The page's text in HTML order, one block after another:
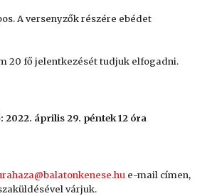
A versenyzők részére ebédet
20 fő jelentkezését tudjuk elfogadni.
2022. április 29. péntek 12 óra
e-mail címen,
várjuk.